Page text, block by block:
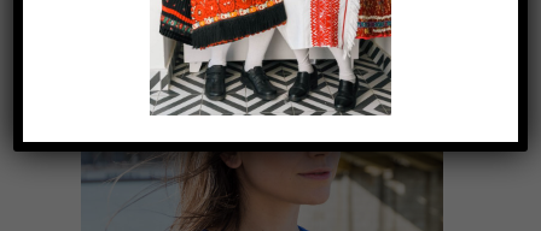
2021.03.18.